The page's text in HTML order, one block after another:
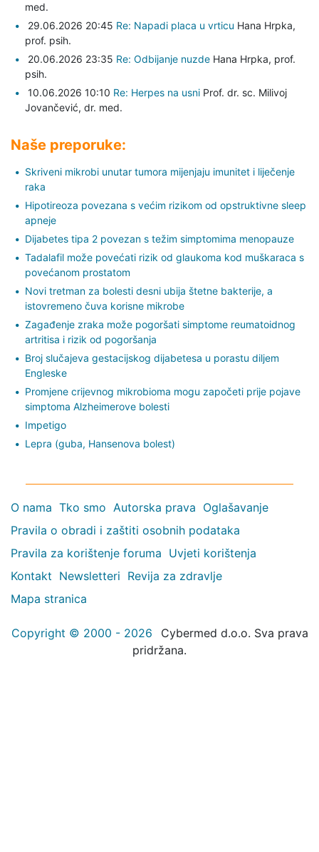
med.
29.06.2026 20:45 Re: Napadi placa u vrticu Hana Hrpka,
prof. psih.
20.06.2026 23:35 Re: Odbijanje nuzde Hana Hrpka, prof.
psih.
10.06.2026 10:10 Re: Herpes na usni Prof. dr. sc. Milivoj
Jovančević, dr. med.
Naše preporuke:
Skriveni mikrobi unutar tumora mijenjaju imunitet i liječenje
raka
Hipotireoza povezana s većim rizikom od opstruktivne sleep
apneje
Dijabetes tipa 2 povezan s težim simptomima menopauze
Tadalafil može povećati rizik od glaukoma kod muškaraca s
povećanom prostatom
Novi tretman za bolesti desni ubija štetne bakterije, a
istovremeno čuva korisne mikrobe
Zagađenje zraka može pogoršati simptome reumatoidnog
artritisa i rizik od pogoršanja
Broj slučajeva gestacijskog dijabetesa u porastu diljem
Engleske
Promjene crijevnog mikrobioma mogu započeti prije pojave
simptoma Alzheimerove bolesti
Impetigo
Lepra (guba, Hansenova bolest)
O nama Tko smo Autorska prava Oglašavanje
Pravila o obradi i zaštiti osobnih podataka
Pravila za korištenje foruma Uvjeti korištenja
Kontakt Newsletteri Revija za zdravlje
Mapa stranica
Copyright © 2000 - 2026
Cybermed d.o.o. Sva prava
pridržana.